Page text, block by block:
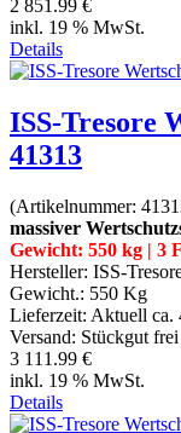
2 851.99 €
inkl. 19 % MwSt.
Details
ISS-Tresore
41313
(Artikelnummer:
massiver
Gewicht: 550 kg | 3
Hersteller: ISS-
Gewicht.: 550 Kg
Lieferzeit: Aktuell ca.
Versand: Stückgut
3 111.99 €
inkl. 19 % MwSt.
Details